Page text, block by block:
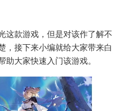
这款游戏，但是对该作了解不
，接下来小编就给大家带来白
助大家快速入门该游戏。